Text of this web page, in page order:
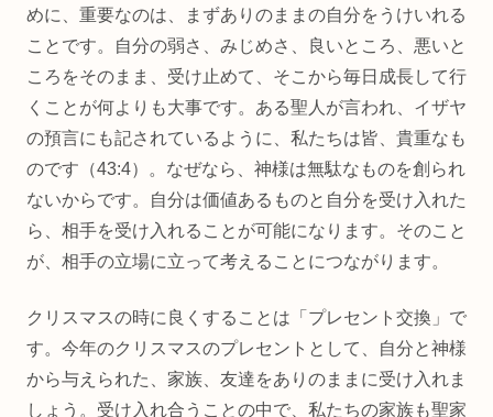
めに、重要なのは、まずありのままの自分をうけいれる
ことです。自分の弱さ、みじめさ、良いところ、悪いと
ころをそのまま、受け止めて、そこから毎日成長して行
くことが何よりも大事です。ある聖人が言われ、イザヤ
の預言にも記されているように、私たちは皆、貴重なも
のです（43:4）。なぜなら、神様は無駄なものを創られ
ないからです。自分は価値あるものと自分を受け入れた
ら、相手を受け入れることが可能になります。そのこと
が、相手の立場に立って考えることにつながります。
クリスマスの時に良くすることは「プレセント交換」で
す。今年のクリスマスのプレセントとして、自分と神様
から与えられた、家族、友達をありのままに受け入れま
しょう。受け入れ合うことの中で、私たちの家族も聖家